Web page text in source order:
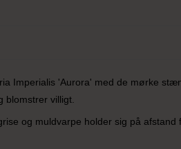
Imperialis 'Aurora' med de mørke
blomstrer villigt.
og muldvarpe holder sig på afstand